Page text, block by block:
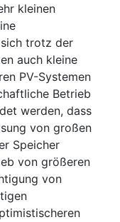
kleinen
trotz der
auch kleine
PV-Systemen
Betrieb
werden, dass
von großen
Speicher
von größeren
von